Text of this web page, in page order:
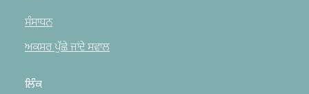
ਸੰਸਾਧਨ
ਅਕਸਰ ਪੁੱਛੇ ਜਾਂਦੇ ਸਵਾਲ
ਲਿੰਕ